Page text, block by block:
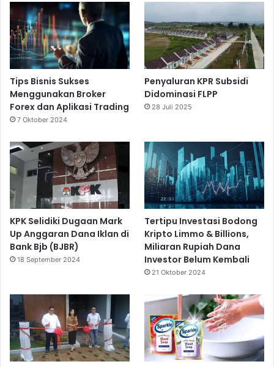
Tips Bisnis Sukses
Menggunakan Broker
Forex dan Aplikasi Trading
7 Oktober 2024
Penyaluran KPR Subsidi
Didominasi FLPP
28 Juli 2025
KPK Selidiki Dugaan Mark
Up Anggaran Dana Iklan di
Bank Bjb (BJBR)
18 September 2024
Tertipu Investasi Bodong
Kripto Limmo & Billions,
Miliaran Rupiah Dana
Investor Belum Kembali
21 Oktober 2024